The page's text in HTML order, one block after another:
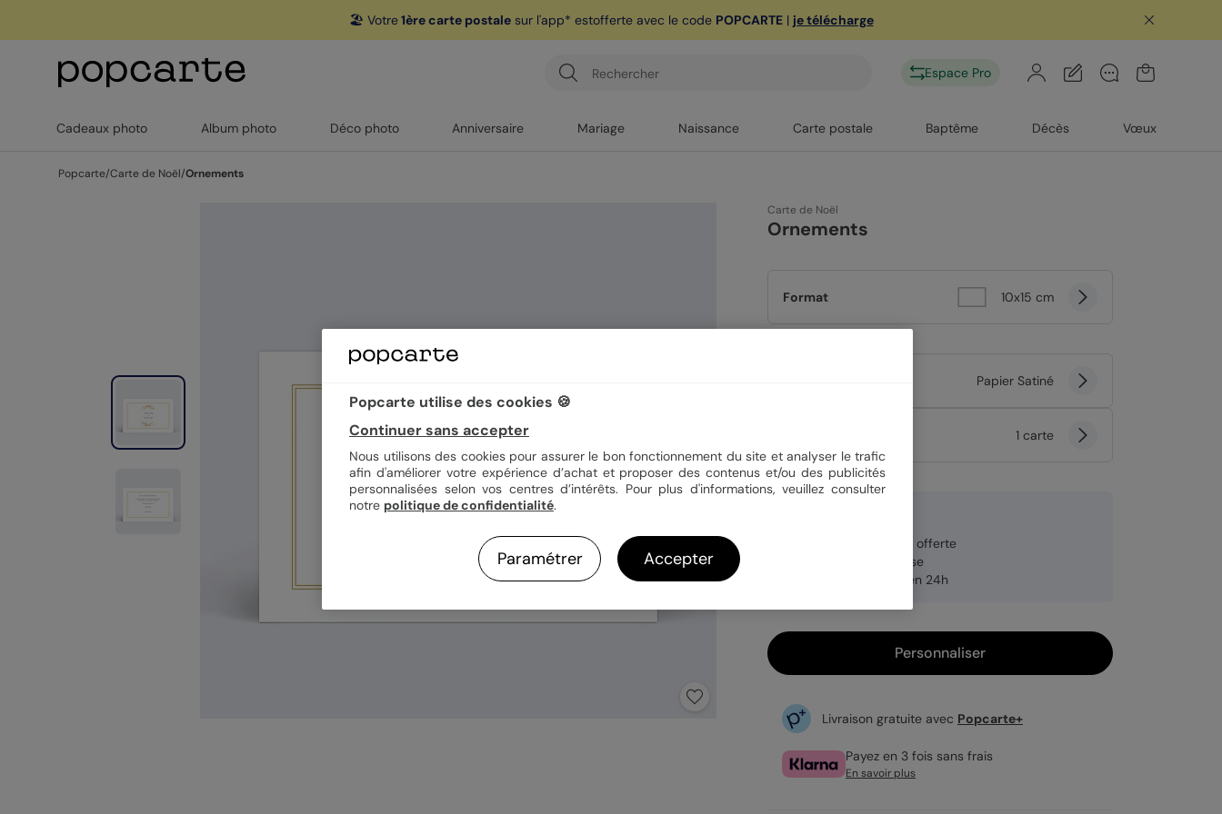
🏖️ Votre1ère carte postalesur l'app* estofferte avec le code POPCARTE| je télécharge
Espace Pro
Cadeaux photo Album photo Déco photo Anniversaire Mariage Naissance Carte postale Baptême Décès Vœux
Popcarte/Carte de Noël/Ornements
Carte de Noël
Ornements
Format 10x15 cm
Papier Satiné
1 carte
Enveloppe blanche offerte
Fabrication française
Expédition rapide en 24h
Personnaliser
Livraison gratuite avec Popcarte+
Payez en 3 fois sans frais
En savoir plus
Popcarte utilise des cookies 🍪
Continuer sans accepter
Nous utilisons des cookies pour assurer le bon fonctionnement du site et analyser le trafic
afin d'améliorer votre expérience d’achat et proposer des contenus et/ou des publicités
personnalisées selon vos centres d’intérêts. Pour plus d'informations, veuillez consulter
notre politique de confidentialité.
Paramétrer Accepter